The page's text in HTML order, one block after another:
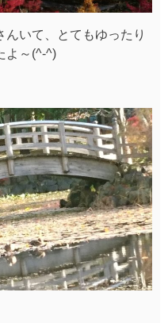
いて、とてもゆったり
よ～(^-^)